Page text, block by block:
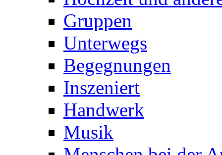
Gruppen
Unterwegs
Begegnungen
Inszeniert
Handwerk
Musik